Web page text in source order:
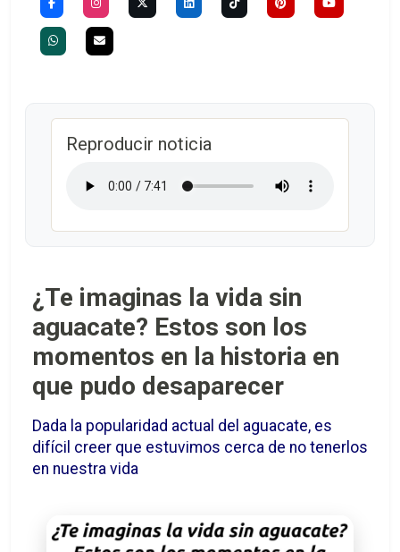
Reproducir noticia
¿Te imaginas la vida sin
aguacate? Estos son los
momentos en la historia en
que pudo desaparecer
Dada la popularidad actual del aguacate, es
difícil creer que estuvimos cerca de no tenerlos
en nuestra vida